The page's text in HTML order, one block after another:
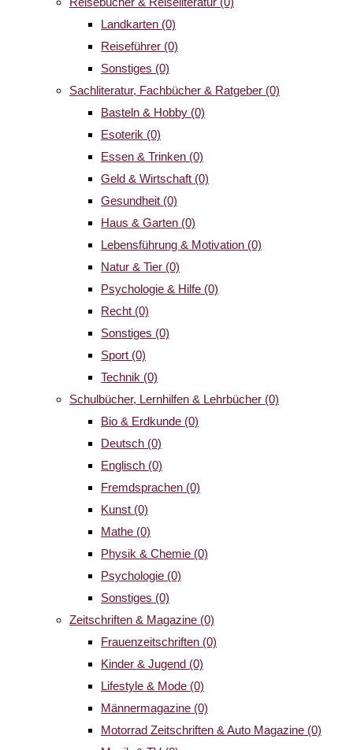
Landkarten (0)
Reiseführer (0)
Sonstiges (0)
Sachliteratur, Fachbücher & Ratgeber (0)
Basteln & Hobby (0)
Esoterik (0)
Essen & Trinken (0)
Geld & Wirtschaft (0)
Gesundheit (0)
Haus & Garten (0)
Lebensführung & Motivation (0)
Natur & Tier (0)
Psychologie & Hilfe (0)
Recht (0)
Sonstiges (0)
Sport (0)
Technik (0)
Schulbücher, Lernhilfen & Lehrbücher (0)
Bio & Erdkunde (0)
Deutsch (0)
Englisch (0)
Fremdsprachen (0)
Kunst (0)
Mathe (0)
Physik & Chemie (0)
Psychologie (0)
Sonstiges (0)
Zeitschriften & Magazine (0)
Frauenzeitschriften (0)
Kinder & Jugend (0)
Lifestyle & Mode (0)
Männermagazine (0)
Motorrad Zeitschriften & Auto Magazine (0)